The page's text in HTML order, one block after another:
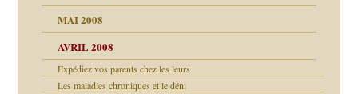
MAI 2008
AVRIL 2008
Expédiez vos parents chez les leurs
Les maladies chroniques et le déni